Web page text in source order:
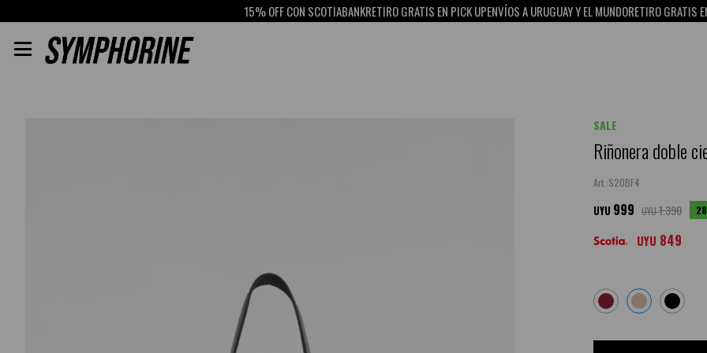
15% OFF CON SCOTIABANKRETIRO GRATIS EN PICK UP ENVÍOS A URUGUAY Y EL MUNDORETIRO GRATIS EN PICK

SALE
Riñonera doble
S20BF4
UYU 999 UYU1.390 28
UYU 849